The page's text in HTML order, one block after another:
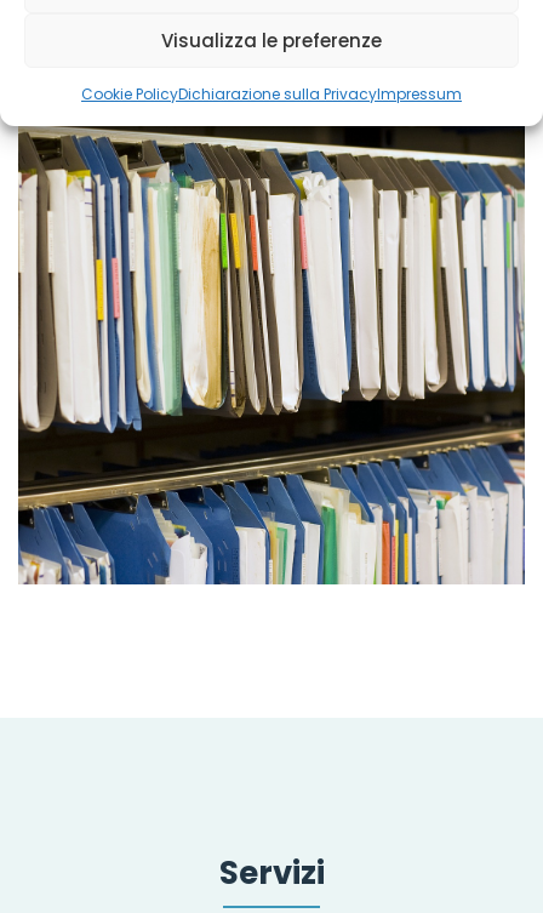
Visualizza le preferenze
Cookie PolicyDichiarazione sulla PrivacyImpressum
Servizi